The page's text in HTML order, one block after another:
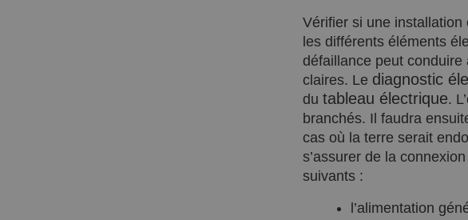
Vérifier si une installation
les différents éléments
défaillance peut conduire
claires. Le diagnostic
dutableau électrique.
branchés. Il faudra
cas où la terre serait
s’assurer de la
suivants :
l’alimentation